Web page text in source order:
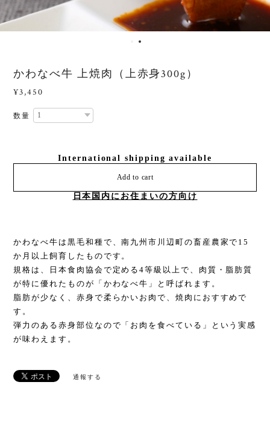
かわなべ牛 上焼肉（上赤身300g）
¥3,450
数量
International shipping available
Add to cart
日本国内にお住まいの方向け
かわなべ牛は黒毛和種で、南九州市川辺町の畜産農家で15
か月以上飼育したものです。
規格は、日本食肉協会で定める4等級以上で、肉質・脂肪質
が特に優れたものが「かわなべ牛」と呼ばれます。
脂肪が少なく、赤身で柔らかいお肉で、焼肉におすすめで
す。
弾力のある赤身部位なので「お肉を食べている」という実感
が味わえます。
通報する